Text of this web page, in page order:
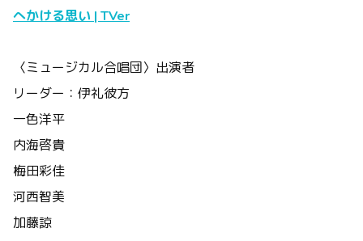
へかける思い | TVer
〈ミュージカル合唱団〉出演者
リーダー：伊礼彼方
一色洋平
内海啓貴
梅田彩佳
河西智美
加藤諒